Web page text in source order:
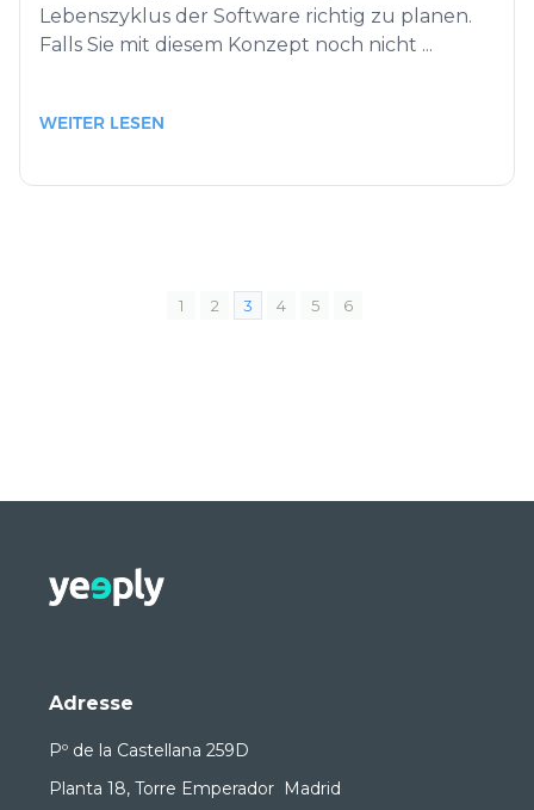
Lebenszyklus der Software richtig zu planen.
Falls Sie mit diesem Konzept noch nicht ...
WEITER LESEN
1 2 3 4 5 6
Adresse
Pº de la Castellana 259D
Planta 18, Torre Emperador Madrid